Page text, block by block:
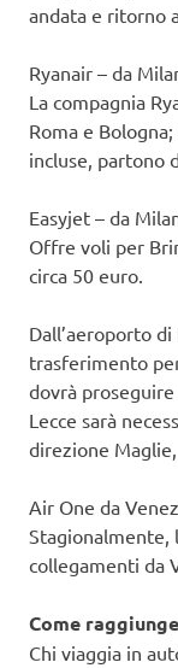
andata e ritorno
Ryanair – da
La compagnia
Roma e
incluse, partono
Easyjet – da
Offre voli per
circa 50 euro.
Dall’aeroporto
trasferimento
dovrà
Lecce sarà
direzione
Air One da
Stagionalmente,
collegamenti da
Come
Chi viaggia in